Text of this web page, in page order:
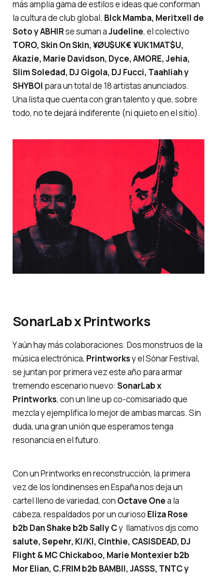
más amplia gama de estilos e ideas que conforman
la cultura de club global. Blck Mamba, Meritxell de
Soto y ABHIRse suman aJudeline, el colectivo
TORO, Skin On Skin, ¥ØU$UK€ ¥UK1MAT$U,
Akazie, Marie Davidson, Dyce, AMORE, Jehia,
Slim Soledad, DJ Gigola, DJ Fucci, Taahliah y
SHYBOI para un total de 18 artistas anunciados.
Una lista que cuenta con gran talento y que, sobre
todo, no te dejará indiferente (ni quieto en el sitio).
SonarLab x Printworks
Y aún hay más colaboraciones. Dos monstruos de la
música electrónica, Printworksy el Sónar Festival,
se juntan por primera vez este año para armar
tremendo escenario nuevo: SonarLab x
Printworks, con un line upco-comisariado que
mezcla y ejemplifica lo mejor de ambas marcas. Sin
duda, una gran unión que esperamos tenga
resonancia en el futuro.
Con un Printworks en reconstrucción, la primera
vez de los londinenses en España nos deja un
cartel lleno de variedad, con Octave Onea la
cabeza, respaldados por un curioso Eliza Rose
b2b Dan Shake b2b Sally Cy llamativos djs como
salute, Sepehr, KI/KI, Cinthie, CASISDEAD, DJ
Flight & MC Chickaboo, Marie Montexier b2b
Mor Elian, C.FRIM b2b BAMBII, JASSS, TNTC y